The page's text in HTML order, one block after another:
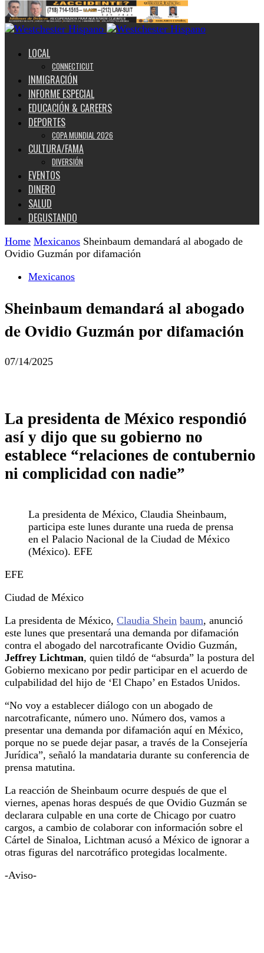
LOCAL
CONNECTICUT
INMIGRACIÓN
INFORME ESPECIAL
EDUCACIÓN & CAREERS
DEPORTES
COPA MUNDIAL 2026
CULTURA/FAMA
DIVERSIÓN
EVENTOS
DINERO
SALUD
DEGUSTANDO
Home Mexicanos Sheinbaum demandará al abogado de
Ovidio Guzmán por difamación
Mexicanos
Sheinbaum demandará al abogado
de Ovidio Guzmán por difamación
07/14/2025
La presidenta de México respondió
así y dijo que su gobierno no
establece “relaciones de contubernio
ni complicidad con nadie”
La presidenta de México, Claudia Sheinbaum,
participa este lunes durante una rueda de prensa
en el Palacio Nacional de la Ciudad de México
(México). EFE
EFE
Ciudad de México
La presidenta de México, Claudia Shein baum, anunció
este lunes que presentará una demanda por difamación
contra el abogado del narcotraficante Ovidio Guzmán,
Jeffrey Lichtman, quien tildó de “absurda” la postura del
Gobierno mexicano por pedir participar en el acuerdo de
culpabilidad del hijo de ‘El Chapo’ en Estados Unidos.
“No voy a establecer diálogo con un abogado de
narcotraficante, número uno. Número dos, vamos a
presentar una demanda por difamación aquí en México,
porque no se puede dejar pasar, a través de la Consejería
Jurídica”, señaló la mandataria durante su conferencia de
prensa matutina.
La reacción de Sheinbaum ocurre después de que el
viernes, apenas horas después de que Ovidio Guzmán se
declarara culpable en una corte de Chicago por cuatro
cargos, a cambio de colaborar con información sobre el
Cártel de Sinaloa, Lichtman acusó a México de ignorar a
otras figuras del narcotráfico protegidas localmente.
-Aviso-